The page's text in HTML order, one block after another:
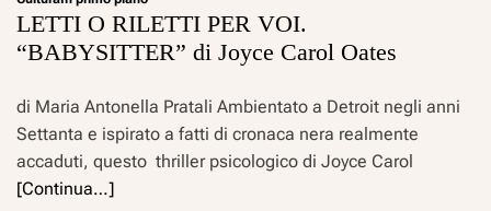
LETTI O RILETTI PER VOI.
“BABYSITTER” di Joyce Carol Oates
di Maria Antonella Pratali Ambientato a Detroit negli anni
Settanta e ispirato a fatti di cronaca nera realmente
accaduti, questo thriller psicologico di Joyce Carol
[Continua…]